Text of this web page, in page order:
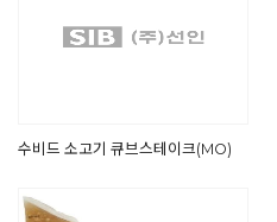
수비드 소고기 큐브스테이크(MO)